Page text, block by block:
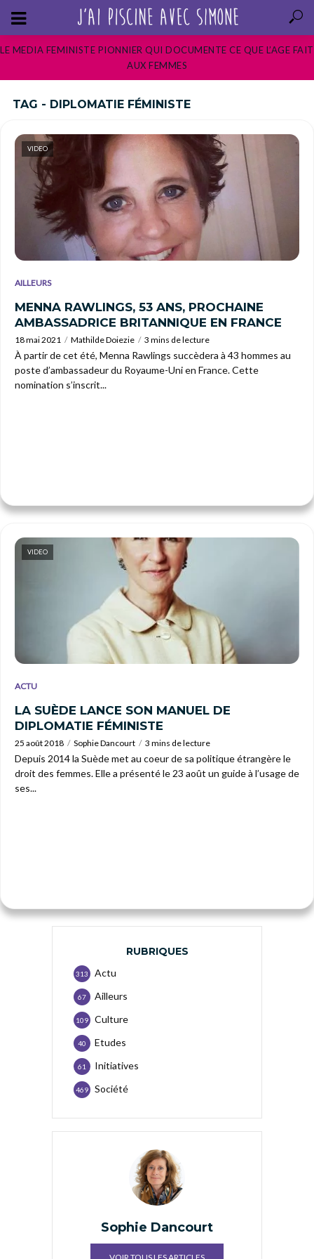
LE MEDIA FEMINISTE PIONNIER QUI DOCUMENTE CE QUE L’AGE FAIT
AUX FEMMES
TAG - DIPLOMATIE FÉMINISTE
VIDEO
AILLEURS
MENNA RAWLINGS, 53 ANS, PROCHAINE
AMBASSADRICE BRITANNIQUE EN FRANCE
18 mai 2021 Mathilde Doiezie 3 mins de lecture
À partir de cet été, Menna Rawlings succèdera à 43 hommes au
poste d’ambassadeur du Royaume-Uni en France. Cette
nomination s’inscrit...
VIDEO
ACTU
LA SUÈDE LANCE SON MANUEL DE
DIPLOMATIE FÉMINISTE
25 août 2018 Sophie Dancourt 3 mins de lecture
Depuis 2014 la Suède met au coeur de sa politique étrangère le
droit des femmes. Elle a présenté le 23 août un guide à l’usage de
ses...
RUBRIQUES
Actu
313
Ailleurs
67
Culture
109
Etudes
40
Initiatives
61
Société
469
Sophie Dancourt